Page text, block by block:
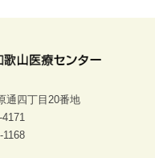
通四丁目20番地
1168